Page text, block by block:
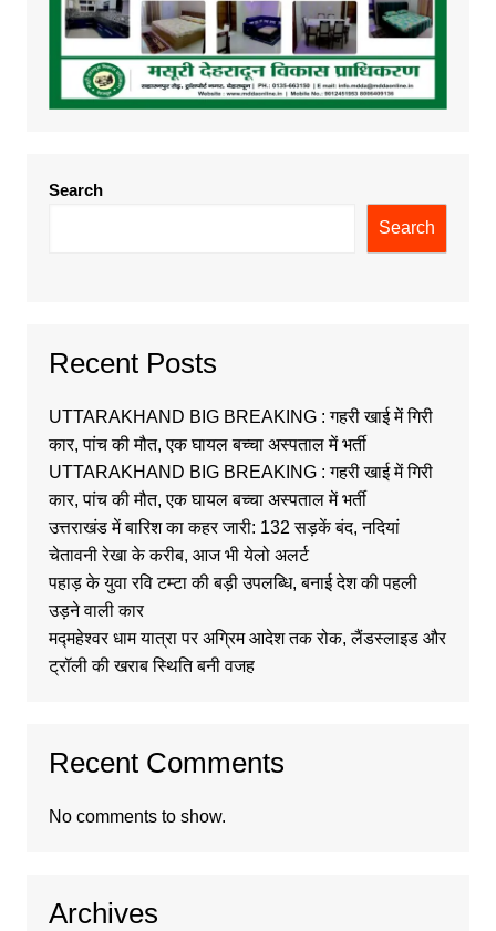
Search
Search
Recent Posts
UTTARAKHAND BIG BREAKING : गहरी खाई में गिरी
कार, पांच की मौत, एक घायल बच्चा अस्पताल में भर्ती
UTTARAKHAND BIG BREAKING : गहरी खाई में गिरी
कार, पांच की मौत, एक घायल बच्चा अस्पताल में भर्ती
उत्तराखंड में बारिश का कहर जारी: 132 सड़कें बंद, नदियां
चेतावनी रेखा के करीब, आज भी येलो अलर्ट
पहाड़ के युवा रवि टम्टा की बड़ी उपलब्धि, बनाई देश की पहली
उड़ने वाली कार
मद्महेश्वर धाम यात्रा पर अग्रिम आदेश तक रोक, लैंडस्लाइड और
ट्रॉली की खराब स्थिति बनी वजह
Recent Comments
No comments to show.
Archives